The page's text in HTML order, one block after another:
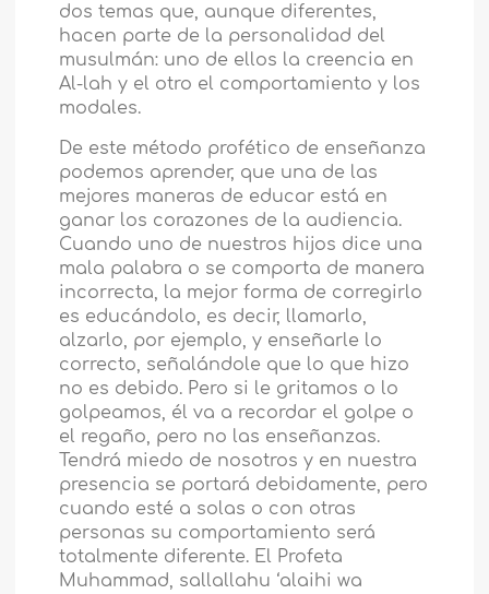
dos temas que, aunque diferentes,
hacen parte de la personalidad del
musulmán: uno de ellos la creencia en
Al-lah y el otro el comportamiento y los
modales.
De este método profético de enseñanza
podemos aprender, que una de las
mejores maneras de educar está en
ganar los corazones de la audiencia.
Cuando uno de nuestros hijos dice una
mala palabra o se comporta de manera
incorrecta, la mejor forma de corregirlo
es educándolo, es decir, llamarlo,
alzarlo, por ejemplo, y enseñarle lo
correcto, señalándole que lo que hizo
no es debido. Pero si le gritamos o lo
golpeamos, él va a recordar el golpe o
el regaño, pero no las enseñanzas.
Tendrá miedo de nosotros y en nuestra
presencia se portará debidamente, pero
cuando esté a solas o con otras
personas su comportamiento será
totalmente diferente. El Profeta
Muhammad, sallallahu ‘alaihi wa